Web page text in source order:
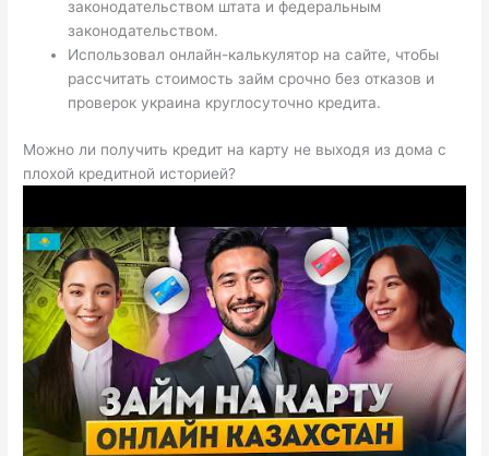
законодательством штата и федеральным
законодательством.
Использовал онлайн-калькулятор на сайте, чтобы
рассчитать стоимость займ срочно без отказов и
проверок украина круглосуточно кредита.
Можно ли получить кредит на карту не выходя из дома с
плохой кредитной историей?